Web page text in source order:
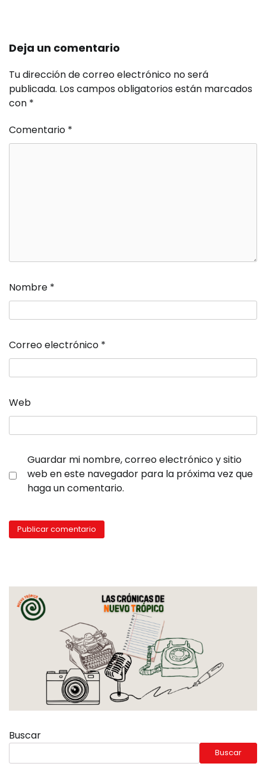
Deja un comentario
Tu dirección de correo electrónico no será
publicada. Los campos obligatorios están marcados
con *
Comentario *
Nombre *
Correo electrónico *
Web
Guardar mi nombre, correo electrónico y sitio
web en este navegador para la próxima vez que
haga un comentario.
Buscar
Buscar